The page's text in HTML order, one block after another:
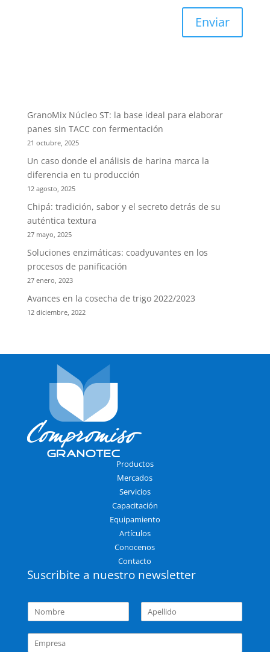
GranoMix Núcleo ST: la base ideal para elaborar
panes sin TACC con fermentación
21 octubre, 2025
Un caso donde el análisis de harina marca la
diferencia en tu producción
12 agosto, 2025
Chipá: tradición, sabor y el secreto detrás de su
auténtica textura
27 mayo, 2025
Soluciones enzimáticas: coadyuvantes en los
procesos de panificación
27 enero, 2023
Avances en la cosecha de trigo 2022/2023
12 diciembre, 2022
Productos
Mercados
Servicios
Capacitación
Equipamiento
Artículos
Conocenos
Contacto
Suscribite a nuestro newsletter
o
m
o
p